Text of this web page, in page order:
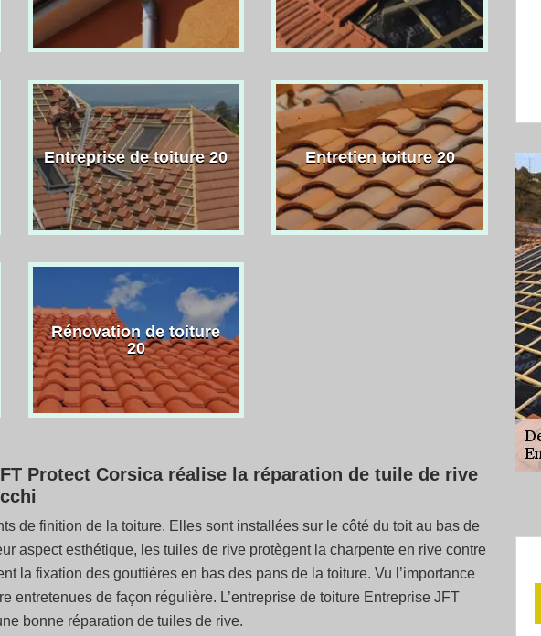
Entreprise de toiture 20 Entretien toiture 20
Rénovation de toiture
20
Protect Corsica réalise la réparation de tuile de rive
de finition de la toiture. Elles sont installées sur le côté du toit au bas de
aspect esthétique, les tuiles de rive protègent la charpente en rive contre
la fixation des gouttières en bas des pans de la toiture. Vu l’importance
entretenues de façon régulière. L’entreprise de toiture Entreprise JFT
bonne réparation de tuiles de rive.